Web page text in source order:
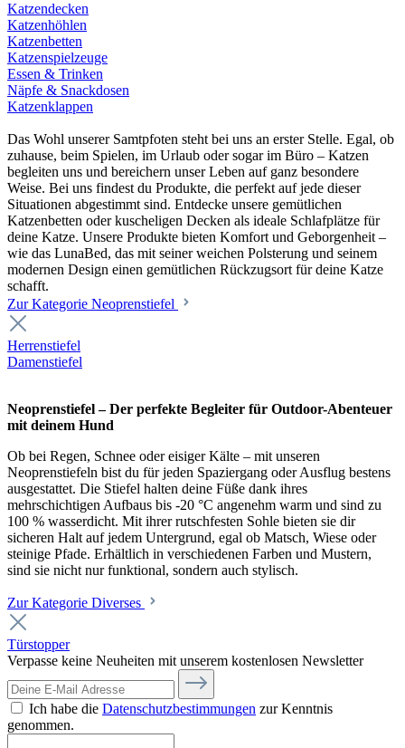
Katzendecken
Katzenhöhlen
Katzenbetten
Katzenspielzeuge
Essen & Trinken
Näpfe & Snackdosen
Katzenklappen
Das Wohl unserer Samtpfoten steht bei uns an erster Stelle. Egal, ob
zuhause, beim Spielen, im Urlaub oder sogar im Büro – Katzen
begleiten uns und bereichern unser Leben auf ganz besondere
Weise. Bei uns findest du Produkte, die perfekt auf jede dieser
Situationen abgestimmt sind. Entdecke unsere gemütlichen
Katzenbetten oder kuscheligen Decken als ideale Schlafplätze für
deine Katze. Unsere Produkte bieten Komfort und Geborgenheit –
wie das LunaBed, das mit seiner weichen Polsterung und seinem
modernen Design einen gemütlichen Rückzugsort für deine Katze
schafft.
Zur Kategorie Neoprenstiefel
Herrenstiefel
Damenstiefel
Neoprenstiefel – Der perfekte Begleiter für Outdoor-Abenteuer
mit deinem Hund
Ob bei Regen, Schnee oder eisiger Kälte – mit unseren
Neoprenstiefeln bist du für jeden Spaziergang oder Ausflug bestens
ausgestattet. Die Stiefel halten deine Füße dank ihres
mehrschichtigen Aufbaus bis -20 °C angenehm warm und sind zu
100 % wasserdicht. Mit ihrer rutschfesten Sohle bieten sie dir
sicheren Halt auf jedem Untergrund, egal ob Matsch, Wiese oder
steinige Pfade. Erhältlich in verschiedenen Farben und Mustern,
sind sie nicht nur funktional, sondern auch stylisch.
Zur Kategorie Diverses
Türstopper
Verpasse keine Neuheiten mit unserem kostenlosen Newsletter
Ich habe die Datenschutzbestimmungen zur Kenntnis
genommen.